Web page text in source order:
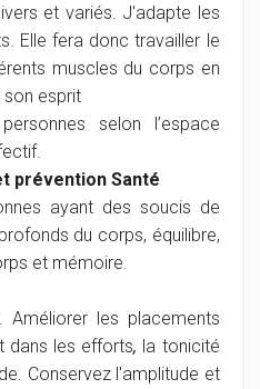
et variés. J'adapte les
Elle fera donc travailler le
muscles du corps en
esprit
selon l’espace
prévention Santé
ayant des soucis de
du corps, équilibre,
et mémoire.
Améliorer les placements
dans les efforts, la tonicité
Conservez l'amplitude et